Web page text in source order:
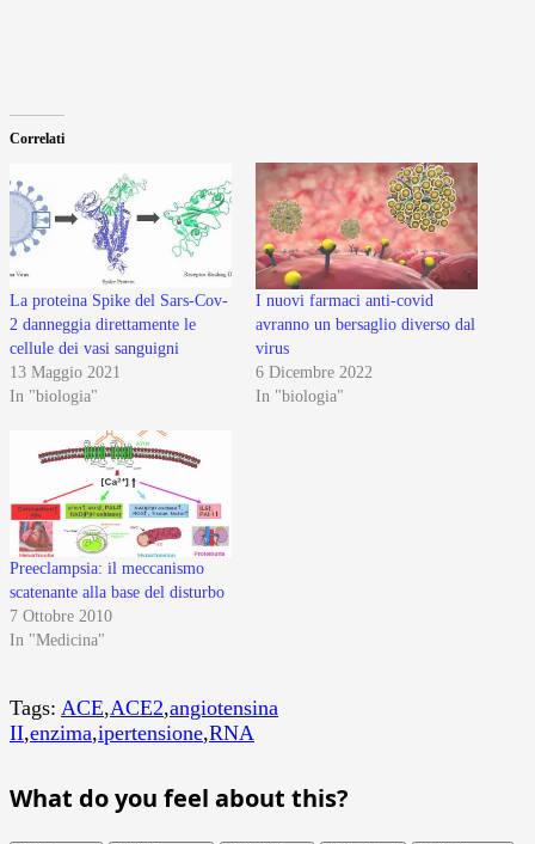
Correlati
La proteina Spike del Sars-Cov-
2 danneggia direttamente le
cellule dei vasi sanguigni
13 Maggio 2021
In "biologia"
I nuovi farmaci anti-covid
avranno un bersaglio diverso dal
virus
6 Dicembre 2022
In "biologia"
Preeclampsia: il meccanismo
scatenante alla base del disturbo
7 Ottobre 2010
In "Medicina"
Tags: ACE,ACE2,angiotensina
II,enzima,ipertensione,RNA
What do you feel about this?